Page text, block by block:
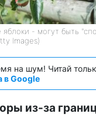
- могут быть
Images)
на шум! Читай
в Google
из-за